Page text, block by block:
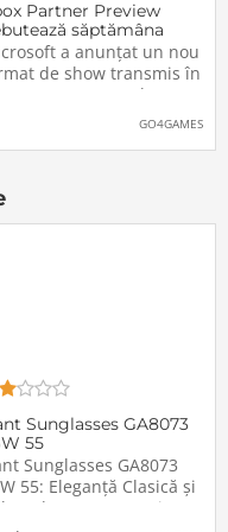
Partner Preview
săptămâna
Când și unde va
fi vizionat
a anunțat un nou
de show transmis în
pe Internet: Xbox
Preview, primul
chiar mâine, 25
(ora României).
ul va putea […]The
GO4GAMES
Sunglasses GA8073
55
Sunglasses GA8073
55: Eleganță Clasică și
Modern pentru Orice